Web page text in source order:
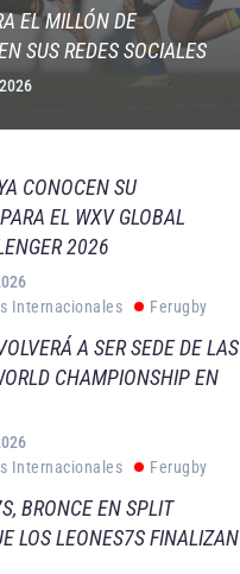
EL MILLÓN DE
SUS REDES SOCIALES
CONOCEN SU
EL WXV GLOBAL
2026
Internacionales
Ferugby
A SER SEDE DE LAS
CHAMPIONSHIP EN
Internacionales
Ferugby
BRONCE EN SPLIT
LOS LEONES7S FINALIZAN